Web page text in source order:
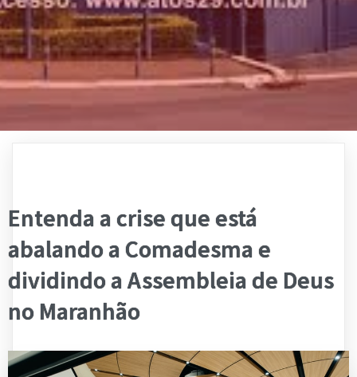
Entenda a crise que está
abalando a Comadesma e
dividindo a Assembleia de Deus
no Maranhão